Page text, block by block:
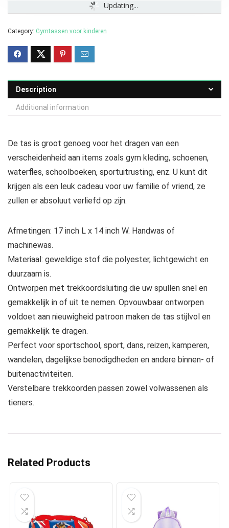
Updating...
Category: Gymtassen voor kinderen
Description
Additional information
De tas is groot genoeg voor het dragen van een
verscheidenheid aan items zoals gym kleding, schoenen,
waterfles, schoolboeken, sportuitrusting, enz. U kunt dit
krijgen als een leuk cadeau voor uw familie of vriend, ze
zullen er absoluut verliefd op zijn.
Afmetingen: 17 inch L x 14 inch W. Handwas of
machinewas.
Materiaal: geweldige stof die polyester, lichtgewicht en
duurzaam is.
Ontworpen met trekkoordsluiting die uw spullen snel en
gemakkelijk in of uit te nemen. Opvouwbaar ontworpen
voldoet aan nieuwigheid patroon maken de tas stijlvol en
gemakkelijk te dragen.
Perfect voor sportschool, sport, dans, reizen, kamperen,
wandelen, dagelijkse benodigdheden en andere binnen- of
buitenactiviteiten.
Verstelbare trekkoorden passen zowel volwassenen als
tieners.
Related Products